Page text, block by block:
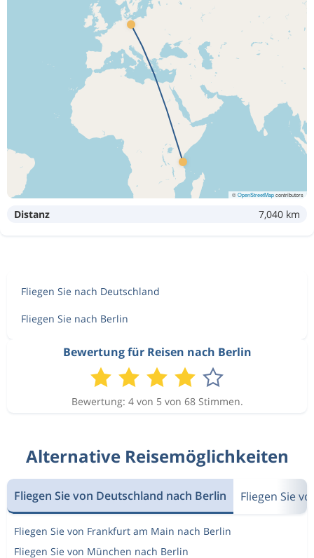
©OpenStreetMapcontributors
Distanz 7,040 km
Fliegen Sie nach Deutschland
Fliegen Sie nach Berlin
Bewertung für Reisen nach Berlin
Bewertung: 4 von 5 von 68 Stimmen.
Alternative Reisemöglichkeiten
Fliegen Sie von Deutschland nach Berlin Fliegen Sie
Fliegen Sie von Frankfurt am Main nach Berlin
Fliegen Sie von München nach Berlin